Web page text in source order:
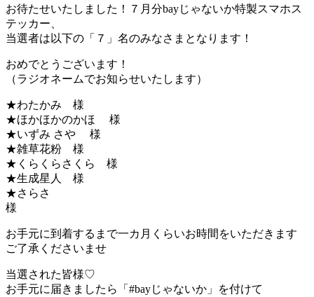
お待たせいたしました！７月分bayじゃないか特製スマホス
テッカー、
当選者は以下の「７」名のみなさまとなります！
おめでとうございます！
（ラジオネームでお知らせいたします）
★わたかみ 様
★ほかほかのかほ 様
★いずみ さや 様
★雑草花粉 様
★くらくらさくら 様
★生成星人 様
★さらさ
お手元に到着するまで一カ月くらいお時間をいただきます
ご了承くださいませ
当選された皆様♡
お手元に届きましたら「#bayじゃないか」を付けて